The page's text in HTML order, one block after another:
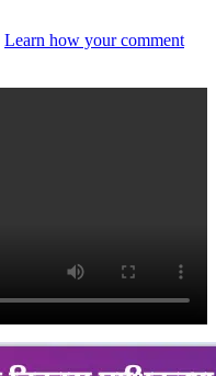
Learn how your comment